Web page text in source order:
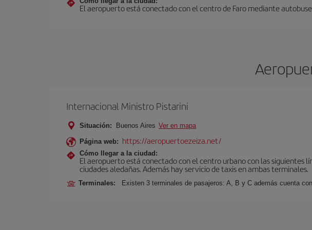
El aeropuerto está conectado con el centro de Faro mediante
Internacional Ministro Pistarini
Situación: Buenos Aires Ver en mapa
Página web: https://aeropuertoezeiza.net/
Cómo llegar a la ciudad:
El aeropuerto está conectado con el centro urbano con las siguientes
ciudades aledañas. Además hay servicio de taxis en ambas terminales.
Terminales: Existen 3 terminales de pasajeros: A, B y C además cuenta